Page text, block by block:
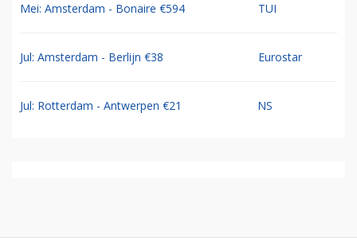
Mei: Amsterdam - Bonaire €594 TUI
Jul: Amsterdam - Berlijn €38 Eurostar
Jul: Rotterdam - Antwerpen €21 NS